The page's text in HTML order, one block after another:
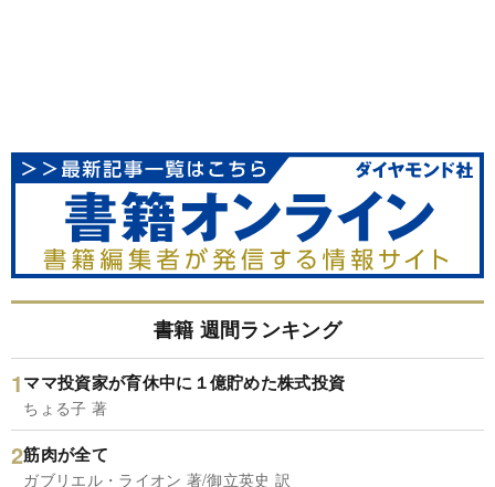
書籍 週間ランキング
ママ投資家が育休中に１億貯めた株式投資
ちょる子 著
筋肉が全て
ガブリエル・ライオン 著/御立英史 訳